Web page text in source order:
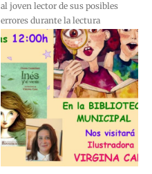
al joven lector de sus posibles
errores durante la lectura